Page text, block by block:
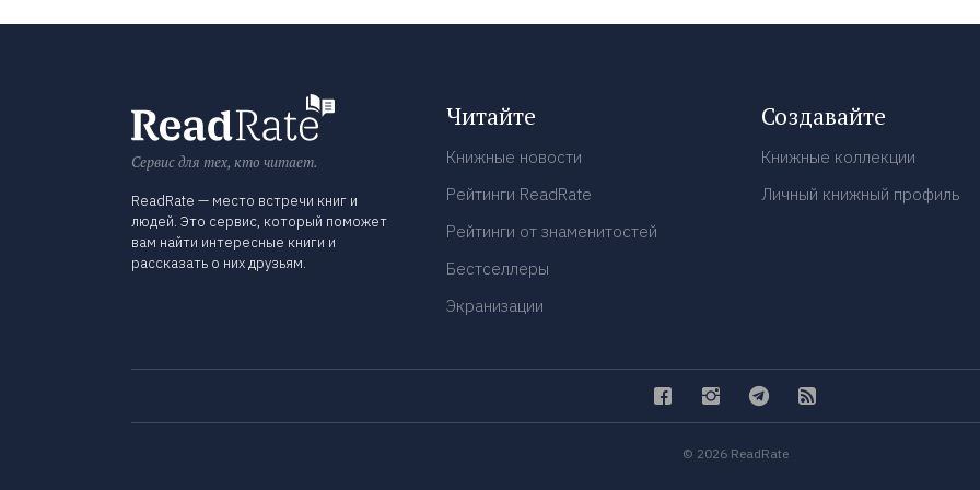
Сервис для тех, кто читает.
ReadRate — место встречи книг и
людей. Это сервис, который поможет
вам найти интересные книги и
рассказать о них друзьям.
Читайте
Книжные новости
Рейтинги ReadRate
Рейтинги от знаменитостей
Бестселлеры
Экранизации
Создавайте
Книжные коллекции
Личный книжный профиль
© 2026 ReadRate